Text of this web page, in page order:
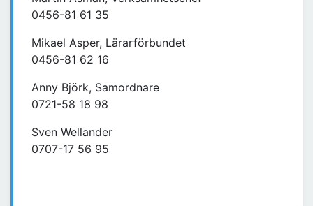
0456-81 61 35
Mikael Asper, Lärarförbundet
0456-81 62 16
Anny Björk, Samordnare
0721-58 18 98
Sven Wellander
0707-17 56 95